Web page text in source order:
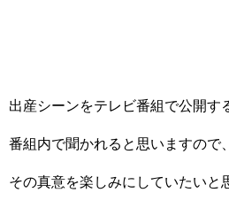
出産シーンをテレビ番組で公開す
番組内で聞かれると思いますので、
その真意を楽しみにしていたいと